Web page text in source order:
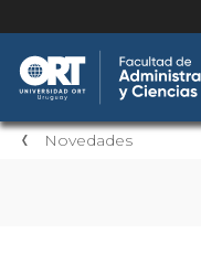
Novedades